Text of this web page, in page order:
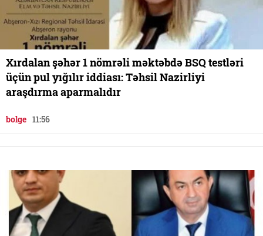
Xırdalan şəhər 1 nömrəli məktəbdə BSQ testləri
üçün pul yığılır iddiası: Təhsil Nazirliyi
araşdırma aparmalıdır
bolge 11:56